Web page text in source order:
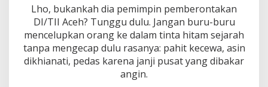
h
i
a
n
a
t
B
a
Lho, bukankah dia pemimpin pemberontakan
DI/TII Aceh? Tunggu dulu. Jangan buru-buru
mencelupkan orang ke dalam tinta hitam sejarah
tanpa mengecap dulu rasanya: pahit kecewa, asin
dikhianati, pedas karena janji pusat yang dibakar
angin.